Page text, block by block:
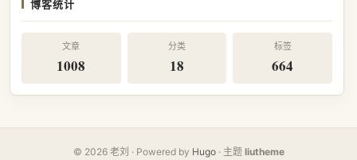
博客统计
文章
1008
分类
18
标签
664
© 2026 老刘 · Powered by Hugo· 主题 liutheme